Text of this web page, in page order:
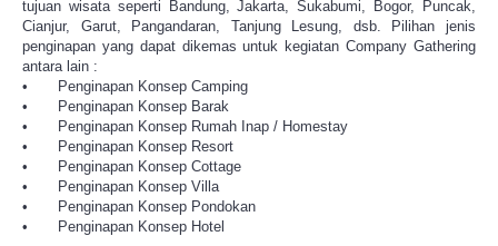
tujuan wisata seperti Bandung, Jakarta, Sukabumi, Bogor, Puncak,
Cianjur, Garut, Pangandaran, Tanjung Lesung, dsb. Pilihan jenis
penginapan yang dapat dikemas untuk kegiatan Company Gathering
antara lain :
•
Penginapan Konsep Camping
•
Penginapan Konsep Barak
•
Penginapan Konsep Rumah Inap / Homestay
•
Penginapan Konsep Resort
•
Penginapan Konsep Cottage
•
Penginapan Konsep Villa
•
Penginapan Konsep Pondokan
•
Penginapan Konsep Hotel